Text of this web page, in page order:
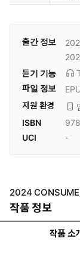
출간 정보
듣기 기능
파일 정보
지원 환경
ISBN
UCI
-
2024
작품 정보
작품 소